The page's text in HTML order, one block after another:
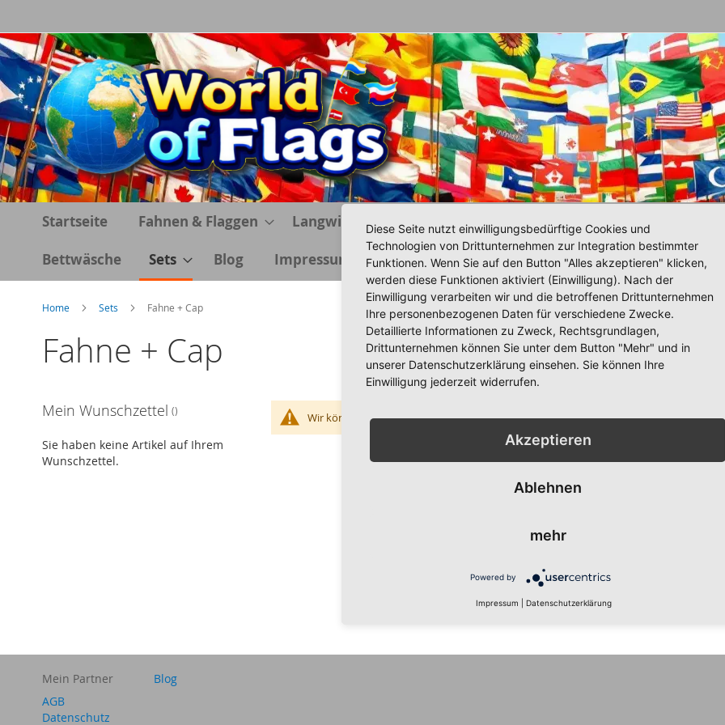
zum
Inhalt
Startseite Fahnen & Flaggen Langwimpel Schals Fischerhüte, Caps & Wollmützen
Bettwäsche Sets Blog Impressum
Home Sets Fahne + Cap
Fahne + Cap
Wir können keine Produkte entsprechend dieser Auswahl finden
Mein Wunschzettel
Sie haben keine Artikel auf Ihrem
Wunschzettel.
Mein Partner
Blog
AGB
Datenschutz
Diese Seite nutzt einwilligungsbedürftige Cookies und
Technologien von Drittunternehmen zur Integration bestimmter
Funktionen. Wenn Sie auf den Button "Alles akzeptieren" klicken,
werden diese Funktionen aktiviert (Einwilligung). Nach der
Einwilligung verarbeiten wir und die betroffenen Drittunternehmen
Ihre personenbezogenen Daten für verschiedene Zwecke.
Detaillierte Informationen zu Zweck, Rechtsgrundlagen,
Drittunternehmen können Sie unter dem Button "Mehr" und in
unserer Datenschutzerklärung einsehen. Sie können Ihre
Einwilligung jederzeit widerrufen.
Akzeptieren
Ablehnen
mehr
Powered by
Impressum Datenschutzerklärung